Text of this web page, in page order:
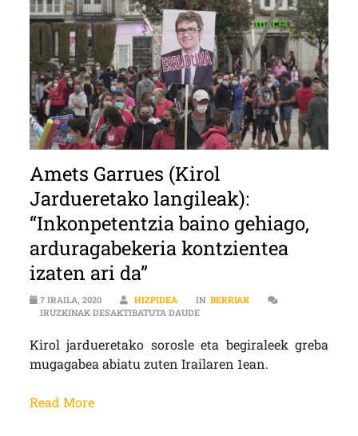
Amets Garrues (Kirol
Jardueretako langileak):
“Inkonpetentzia baino gehiago,
arduragabekeria kontzientea
izaten ari da”
7 IRAILA, 2020 HIZPIDEA IN BERRIAK
IRUZKINAK DESAKTIBATUTA DAUDEAMETS GARRUES (KIROL
Kirol jardueretako sorosle eta begiraleek greba
mugagabea abiatu zuten Irailaren 1ean.
Read More